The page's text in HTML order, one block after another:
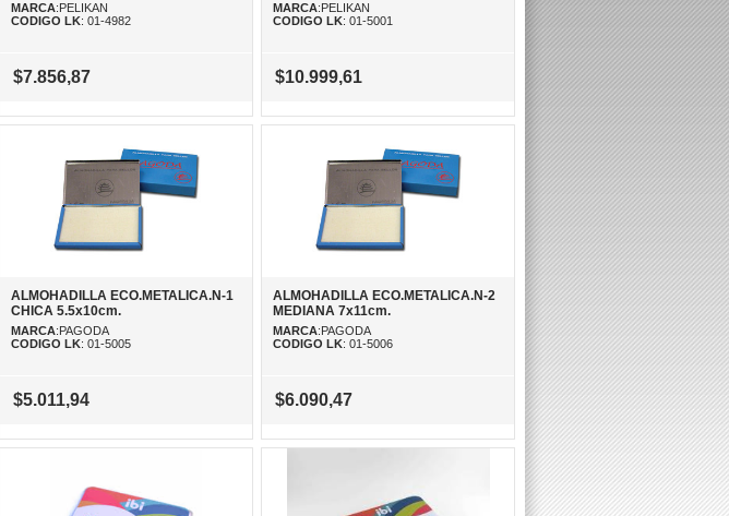
MARCA:PELIKAN
CODIGO LK: 01-4982
$7.856,87
MARCA:PELIKAN
CODIGO LK: 01-5001
$10.999,61
ALMOHADILLA ECO.METALICA.N-1
CHICA 5.5x10cm.
MARCA:PAGODA
CODIGO LK: 01-5005
$5.011,94
ALMOHADILLA ECO.METALICA.N-2
MEDIANA 7x11cm.
MARCA:PAGODA
CODIGO LK: 01-5006
$6.090,47